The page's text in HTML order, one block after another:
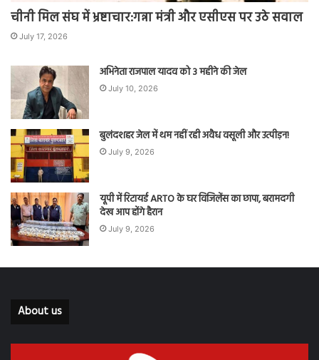
चीनी मिल संघ में भ्रष्टाचार:गन्ना मंत्री और एसीएस पर उठे सवाल
July 17, 2026
अभिनेता राजपाल यादव को 3 महीने की जेल
July 10, 2026
बुलंदशहर जेल में थम नहीं रही अवैध वसूली और उत्पीड़न!
July 9, 2026
यूपी में रिटायर्ड ARTO के घर विजिलेंस का छापा, बरामदगी
देख आप होंगे हैरान
July 9, 2026
About us